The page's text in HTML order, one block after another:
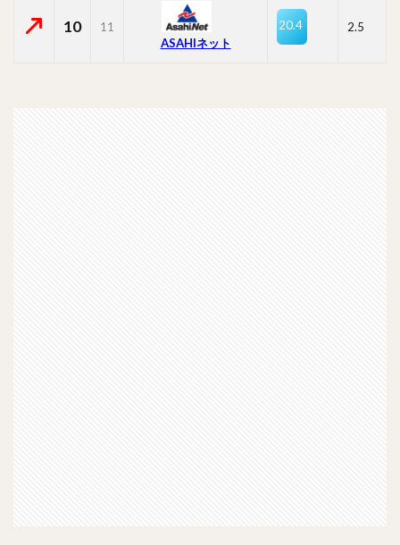
10
11
ASAHIネット
20.4 2.5